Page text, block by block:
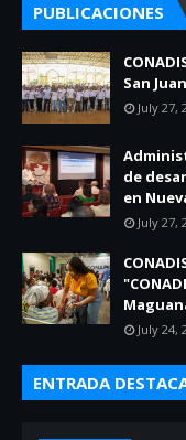
PUBLICACIONES
San
July 27,
de
en
July 27,
July 24,
ENTRADA